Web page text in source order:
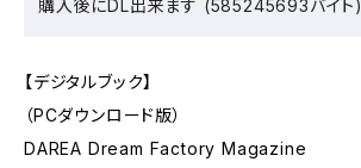
購入後にDL出来ます (585245693バイト)
【デジタルブック】
（PCダウンロード版）
DAREA Dream Factory Magazine